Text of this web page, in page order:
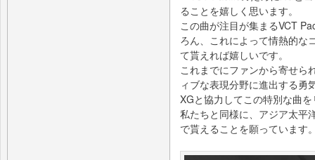
ることを嬉しく思います。
この曲が注目が集まるVCT
ろん、これによって情熱的な
て貰えれば嬉しいです。
これまでにファンから寄せら
ィブな表現分野に進出する勇
XGと協力してこの特別な曲
私たちと同様に、アジア太平
で貰えることを願っています